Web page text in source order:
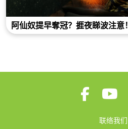
阿仙奴提早奪冠？捱夜睇波注意！
联络我们